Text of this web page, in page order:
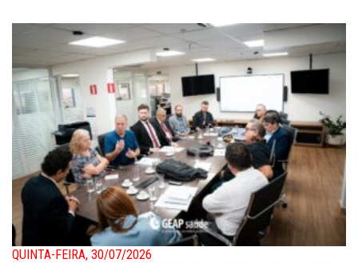
QUINTA-FEIRA, 30/07/2026